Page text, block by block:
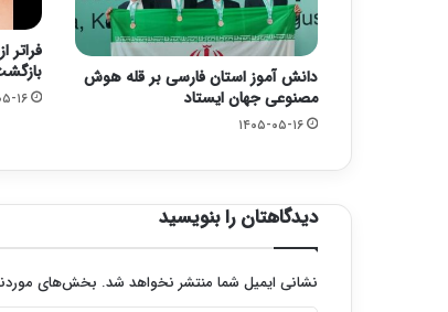
دانش آموز استان فارسی بر قله هوش
مصنوعی جهان ایستاد
۱۴۰۵-۰۵-۱۶
فراتر
دیدگاهتان را بنویسید
نشانی ایمیل شما منتشر نخواهد شد. بخش‌های